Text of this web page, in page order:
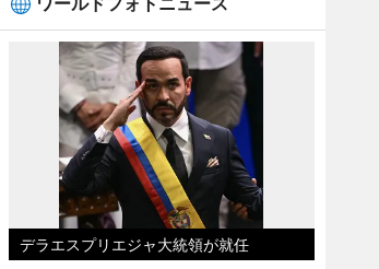
デラエスプリエジャ大統領が就任